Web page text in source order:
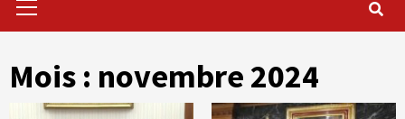
Menu
Mois : novembre 2024